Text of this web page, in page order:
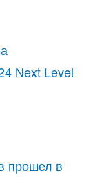
Next Level
прошел в